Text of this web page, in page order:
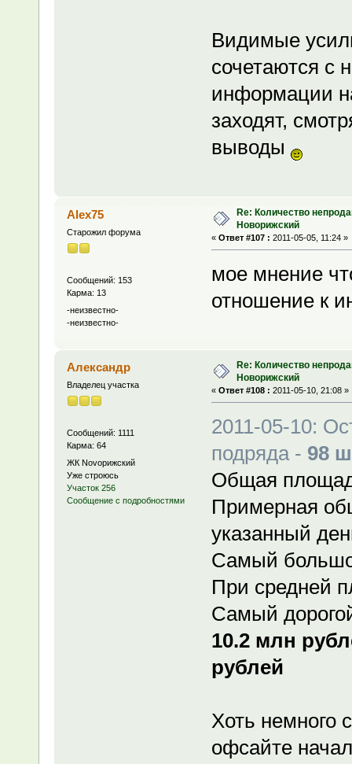
Видимые
сочетаются с
информации
заходят,
выводы
Alex75
Старожил форума
Сообщений: 153
Карма: 13
-неизвестно-
-неизвестно-
Re: Количество
Новорижский
« Ответ #107 : 2011-05-05, 11:24 »
мое мнение
отношение к
Александр
Владелец участка
Сообщений: 1111
Карма: 64
ЖК Novoрижский
Уже строюсь
Участок 256
Сообщение с подробностями
Re: Количество
Новорижский
« Ответ #108 : 2011-05-10, 21:08 »
2011-05-10:
подряда - 98
Общая
Примерная
указанный
Самый
При средней
Самый
10.2 млн
рублей
Хоть немного
офсайте